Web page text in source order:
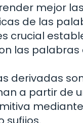
mejor las
de las
crucial
las palabras
derivadas
a partir de